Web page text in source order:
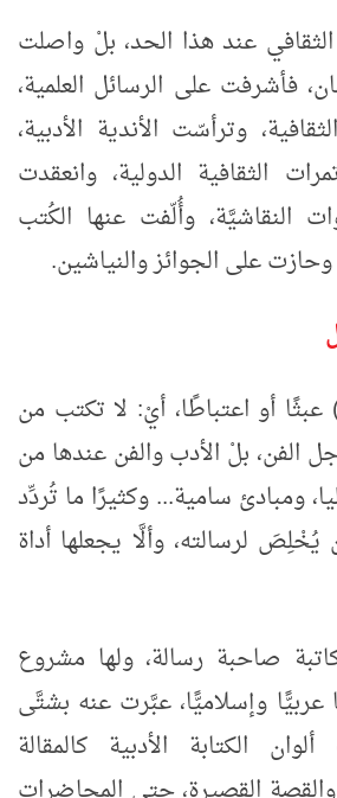
عند هذا الحد، بلْ واصلت
فأشرفت على الرسائل العلمية،
وترأسّت الأندية الأدبية،
الثقافية الدولية، وانعقدت
النقاشيَّة، وأُلّفت عنها الكُتب
وحازت على الجوائز والنياشين.
أو اعتباطًا، أيْ: لا تكتب من
الفن، بلْ الأدب والفن عندها من
ومبادئ سامية... وكثيرًا ما تُردِّد
لرسالته، وألَّا يجعلها أداة
صاحبة رسالة، ولها مشروع
وإسلاميًّا، عبَّرت عنه بشتَّى
الكتابة الأدبية كالمقالة